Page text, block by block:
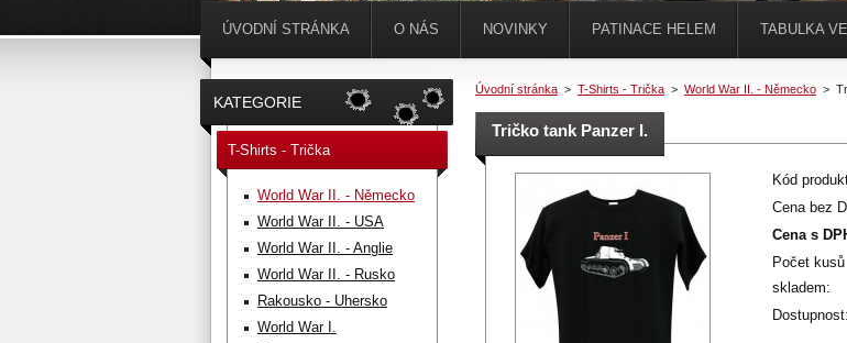
Úvodní stránka > T-Shirts - Trička > World War II. - Německo >
Tričko tank Panzer I.
Kód
Cena bez
Cena s
Počet kusů
skladem:
Dostupnost:
KATEGORIE
T-Shirts - Trička
World War II. - Německo
World War II. - USA
World War II. - Anglie
World War II. - Rusko
Rakousko - Uhersko
World War I.
ÚVODNÍ STRÁNKA O NÁS NOVINKY PATINACE HELEM TABULKA